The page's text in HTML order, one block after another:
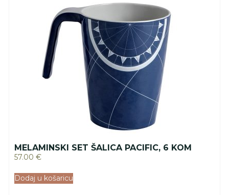
MELAMINSKI SET ŠALICA PACIFIC, 6 KOM
57.00 €
Dodaj u košaricu